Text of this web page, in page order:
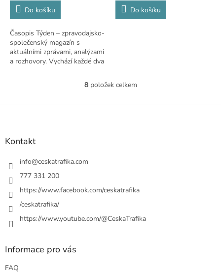
Do košíku
Časopis Týden – zpravodajsko-
společenský magazín s
aktuálními zprávami, analýzami
a rozhovory. Vychází každé dva
Do košíku
O
l
k
ý
8položek celkem
Z
Kontakt
info@ceskatrafika.com
777 331 200
https://www.facebook.com/ceskatrafika
/ceskatrafika/
https://www.youtube.com/@CeskaTrafika
Informace pro vás
FAQ